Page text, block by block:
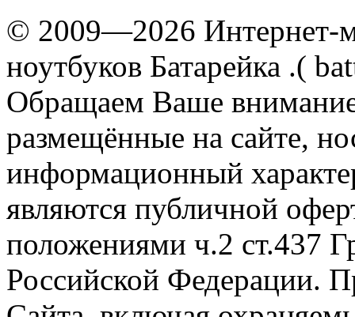
© 2009—2026 Интернет-
ноутбуков Батарейка .(
Обращаем Ваше
размещённые на сайте,
информационный
являются публичной
положениями ч.2 ст.437
Российской Федерации.